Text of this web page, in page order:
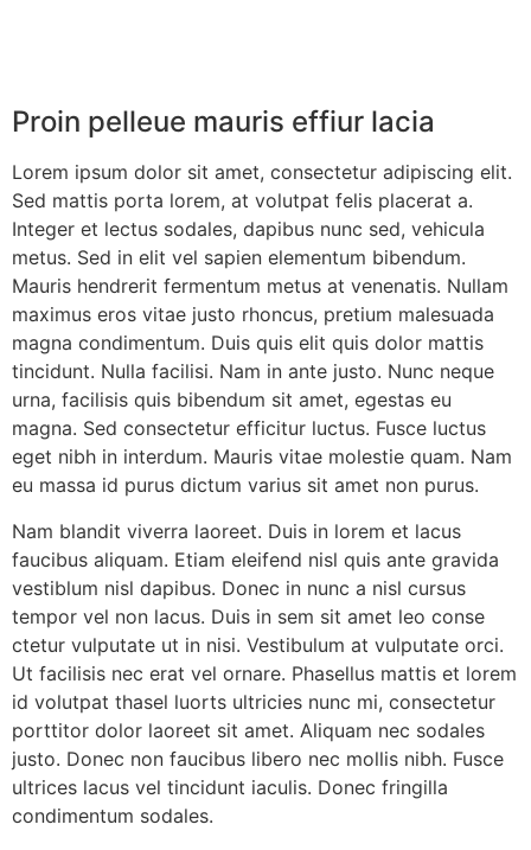
Proin pelleue mauris effiur lacia
Lorem ipsum dolor sit amet, consectetur adipiscing elit.
Sed mattis porta lorem, at volutpat felis placerat a.
Integer et lectus sodales, dapibus nunc sed, vehicula
metus. Sed in elit vel sapien elementum bibendum.
Mauris hendrerit fermentum metus at venenatis. Nullam
maximus eros vitae justo rhoncus, pretium malesuada
magna condimentum. Duis quis elit quis dolor mattis
tincidunt. Nulla facilisi. Nam in ante justo. Nunc neque
urna, facilisis quis bibendum sit amet, egestas eu
magna. Sed consectetur efficitur luctus. Fusce luctus
eget nibh in interdum. Mauris vitae molestie quam. Nam
eu massa id purus dictum varius sit amet non purus.
Nam blandit viverra laoreet. Duis in lorem et lacus
faucibus aliquam. Etiam eleifend nisl quis ante gravida
vestiblum nisl dapibus. Donec in nunc a nisl cursus
tempor vel non lacus. Duis in sem sit amet leo conse
ctetur vulputate ut in nisi. Vestibulum at vulputate orci.
Ut facilisis nec erat vel ornare. Phasellus mattis et lorem
id volutpat thasel luorts ultricies nunc mi, consectetur
porttitor dolor laoreet sit amet. Aliquam nec sodales
justo. Donec non faucibus libero nec mollis nibh. Fusce
ultrices lacus vel tincidunt iaculis. Donec fringilla
condimentum sodales.